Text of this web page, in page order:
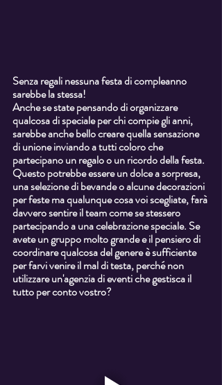
Senza regali nessuna festa di compleanno
sarebbe la stessa!
Anche se state pensando di organizzare
qualcosa di speciale per chi compie gli anni,
sarebbe anche bello creare quella sensazione
di unione inviando a tutti coloro che
partecipano un regalo o un ricordo della festa.
Questo potrebbe essere un dolce a sorpresa,
una selezione di bevande o alcune decorazioni
per feste ma qualunque cosa voi scegliate, farà
davvero sentire il team come se stessero
partecipando a una celebrazione speciale. Se
avete un gruppo molto grande e il pensiero di
coordinare qualcosa del genere è sufficiente
per farvi venire il mal di testa, perché non
utilizzare un'agenzia di eventi che gestisca il
tutto per conto vostro?